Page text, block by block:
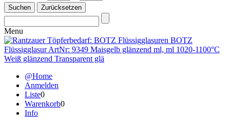
Menu
@Home
Anmelden
Liste0
Warenkorb0
Info